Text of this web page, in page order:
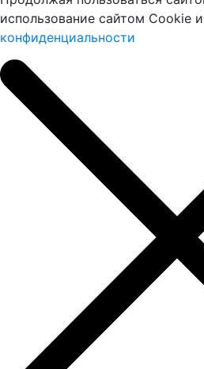
использование сайтом Cookie
конфиденциальности